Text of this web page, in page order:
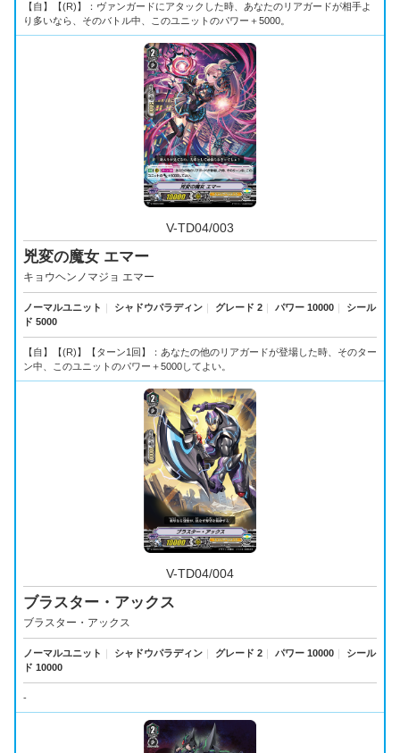
【自】【(R)】：ヴァンガードにアタックした時、あなたのリアガードが相手よ
り多いなら、そのバトル中、このユニットのパワー＋5000。
V-TD04/003
兇変の魔女 エマー
キョウヘンノマジョ エマー
ノーマルユニット シャドウパラディン グレード 2 パワー 10000
シール
ド 5000
【自】【(R)】【ターン1回】：あなたの他のリアガードが登場した時、そのター
ン中、このユニットのパワー＋5000してよい。
V-TD04/004
ブラスター・アックス
ブラスター・アックス
ノーマルユニット ｜ シャドウパラディン ｜ グレード 2 ｜ パワー 10000 ｜
シール
ド 10000
-